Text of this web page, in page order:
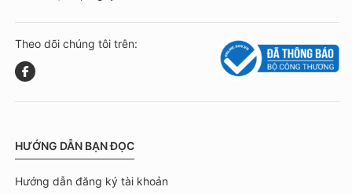
Theo dõi chúng tôi trên:
HƯỚNG DẪN BẠN ĐỌC
Hướng dẫn đăng ký tài khoản